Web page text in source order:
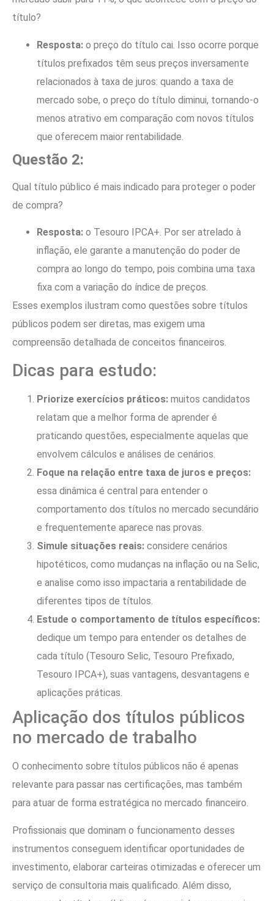
título?
Resposta: o preço do título cai. Isso ocorre porque
títulos prefixados têm seus preços inversamente
relacionados à taxa de juros: quando a taxa de
mercado sobe, o preço do título diminui, tornando-o
menos atrativo em comparação com novos títulos
que oferecem maior rentabilidade.
Questão 2:
Qual título público é mais indicado para proteger o poder
de compra?
Resposta: o Tesouro IPCA+. Por ser atrelado à
inflação, ele garante a manutenção do poder de
compra ao longo do tempo, pois combina uma taxa
fixa com a variação do índice de preços.
Esses exemplos ilustram como questões sobre títulos
públicos podem ser diretas, mas exigem uma
compreensão detalhada de conceitos financeiros.
Dicas para estudo:
Priorize exercícios práticos: muitos candidatos
relatam que a melhor forma de aprender é
praticando questões, especialmente aquelas que
envolvem cálculos e análises de cenários.
Foque na relação entre taxa de juros e preços:
essa dinâmica é central para entender o
comportamento dos títulos no mercado secundário
e frequentemente aparece nas provas.
Simule situações reais: considere cenários
hipotéticos, como mudanças na inflação ou na Selic,
e analise como isso impactaria a rentabilidade de
diferentes tipos de títulos.
Estude o comportamento de títulos específicos:
dedique um tempo para entender os detalhes de
cada título (Tesouro Selic, Tesouro Prefixado,
Tesouro IPCA+), suas vantagens, desvantagens e
aplicações práticas.
Aplicação dos títulos públicos
no mercado de trabalho
O conhecimento sobre títulos públicos não é apenas
relevante para passar nas certificações, mas também
para atuar de forma estratégica no mercado financeiro.
Profissionais que dominam o funcionamento desses
instrumentos conseguem identificar oportunidades de
investimento, elaborar carteiras otimizadas e oferecer um
serviço de consultoria mais qualificado. Além disso,